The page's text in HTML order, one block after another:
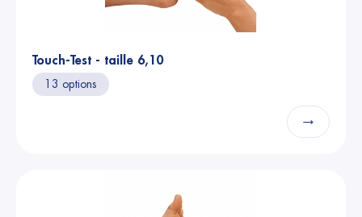
Touch-Test - taille 6,10
13 options
→